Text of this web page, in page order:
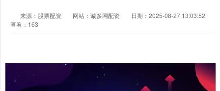
来源：股票配资 网站：诚多网配资
日期：2025-08-27 13:03:52
查看：163